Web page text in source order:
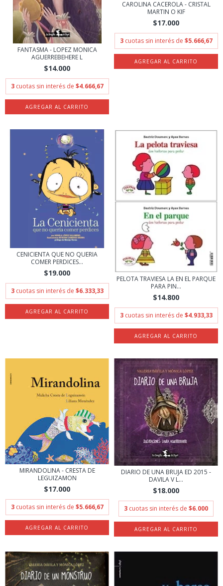
FANTASMA - LOPEZ MONICA
AGUERREBEHERE L
$14.000
3 cuotas sin interés de $4.666,67
CAROLINA CACEROLA - CRISTAL
MARTIN O KIF
$17.000
3 cuotas sin interés de $5.666,67
CENICIENTA QUE NO QUERIA
COMER PERDICES...
$19.000
3 cuotas sin interés de $6.333,33
PELOTA TRAVIESA LA EN EL PARQUE
PARA PIN...
$14.800
3 cuotas sin interés de $4.933,33
MIRANDOLINA - CRESTA DE
LEGUIZAMON
$17.000
3 cuotas sin interés de $5.666,67
DIARIO DE UNA BRUJA ED 2015 -
DAVILA V L...
$18.000
3 cuotas sin interés de $6.000